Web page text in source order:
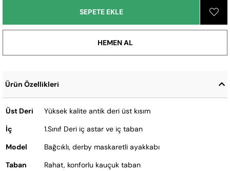
Ürün Özellikleri
Üst Deri
Yüksek kalite antik deri üst kısım
İç
1.Sınıf Deri iç astar ve iç taban
Model
Bağcıklı, derby maskaretli ayakkabı
Taban
Rahat, konforlu kauçuk taban